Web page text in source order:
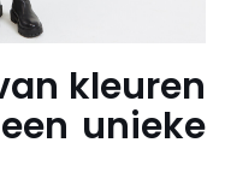
kleuren
unieke